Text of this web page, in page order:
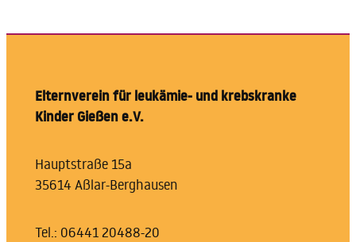
Elternverein für leukämie- und krebskranke
Kinder Gießen e.V.
Hauptstraße 15a
35614 Aßlar-Berghausen
Tel.: 06441 20488-20